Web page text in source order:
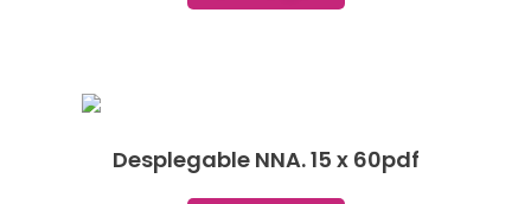
Desplegable NNA. 15 x 60pdf